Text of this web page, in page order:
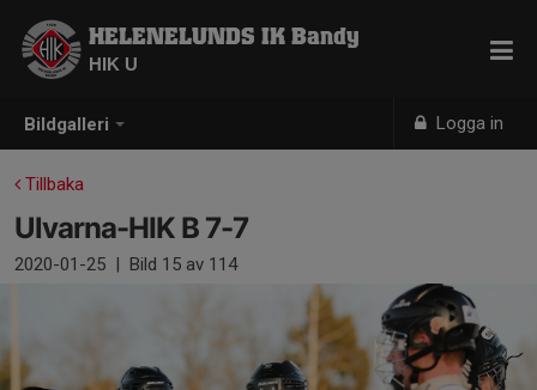
Bildgalleri Logga in
HELENELUNDS IK Bandy
HIK U
Tillbaka
Ulvarna-HIK B 7-7
2020-01-25 | Bild 15 av 114